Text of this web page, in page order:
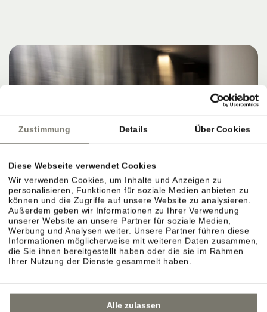
Zustimmung Details Über Cookies
Diese Webseite verwendet Cookies
Wir verwenden Cookies, um Inhalte und Anzeigen zu
personalisieren, Funktionen für soziale Medien anbieten zu
können und die Zugriffe auf unsere Website zu analysieren.
Außerdem geben wir Informationen zu Ihrer Verwendung
unserer Website an unsere Partner für soziale Medien,
Werbung und Analysen weiter. Unsere Partner führen diese
Informationen möglicherweise mit weiteren Daten zusammen,
die Sie ihnen bereitgestellt haben oder die sie im Rahmen
Ihrer Nutzung der Dienste gesammelt haben.
Alle zulassen